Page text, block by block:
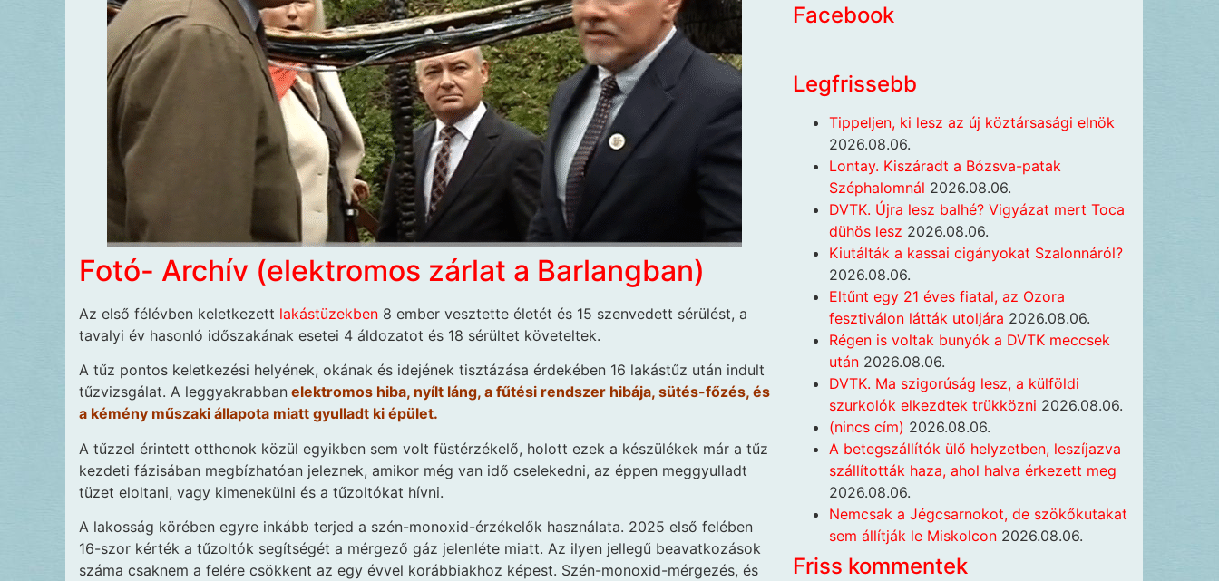
Fotó- Archív (elektromos zárlat a Barlangban)
Az első félévben keletkezett lakástüzekben 8 ember vesztette életét és 15 szenvedett sérülést, a
tavalyi év hasonló időszakának esetei 4 áldozatot és 18 sérültet követeltek.
A tűz pontos keletkezési helyének, okának és idejének tisztázása érdekében 16 lakástűz után indult
tűzvizsgálat. A leggyakrabban elektromos hiba, nyílt láng, a fűtési rendszer hibája, sütés-főzés, és
a kémény műszaki állapota miatt gyulladt ki épület.
A tűzzel érintett otthonok közül egyikben sem volt füstérzékelő, holott ezek a készülékek már a tűz
kezdeti fázisában megbízhatóan jeleznek, amikor még van idő cselekedni, az éppen meggyulladt
tüzet eloltani, vagy kimenekülni és a tűzoltókat hívni.
A lakosság körében egyre inkább terjed a szén-monoxid-érzékelők használata. 2025 első felében
16-szor kérték a tűzoltók segítségét a mérgező gáz jelenléte miatt. Az ilyen jellegű beavatkozások
száma csaknem a felére csökkent az egy évvel korábbiakhoz képest. Szén-monoxid-mérgezés, és
Facebook
Legfrissebb
Tippeljen, ki lesz az új köztársasági elnök
2026.08.06.
Lontay. Kiszáradt a Bózsva-patak
Széphalomnál 2026.08.06.
DVTK. Újra lesz balhé? Vigyázat mert Toca
dühös lesz 2026.08.06.
Kiutálták a kassai cigányokat Szalonnáról?
2026.08.06.
Eltűnt egy 21 éves fiatal, az Ozora
fesztiválon látták utoljára 2026.08.06.
Régen is voltak bunyók a DVTK meccsek
után 2026.08.06.
DVTK. Ma szigorúság lesz, a külföldi
szurkolók elkezdtek trükközni 2026.08.06.
(nincs cím) 2026.08.06.
A betegszállítók ülő helyzetben, leszíjazva
szállították haza, ahol halva érkezett meg
2026.08.06.
Nemcsak a Jégcsarnokot, de szökőkutakat
sem állítják le Miskolcon 2026.08.06.
Friss kommentek